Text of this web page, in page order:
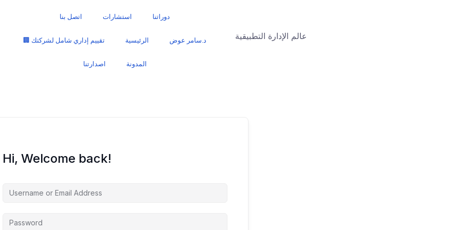
اتصل بنا استشارات دوراتنا
🏢 تقييم إداري شامل لشركتك الرئيسية د.سامر عوض
اصدارتنا المدونة
عالم الإدارة التطبيقية
Hi, Welcome back!